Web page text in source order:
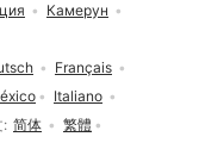
Français
Italiano
简体
繁體
Камерун